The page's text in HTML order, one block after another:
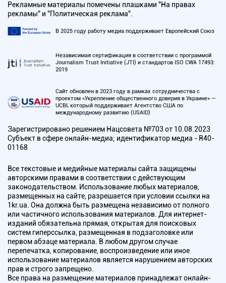
Рекламные материалы помечены плашками "На правах
рекламы" и "Политическая реклама".
В 2025 году работу медиа поддерживает Европейский Союз
Независимая сертификация в соответствии с программой
Journalism Trust Initiative (JTI) и стандартов ISO CWA 17493:
2019
Сайт обновлен в 2023 году в рамках сотрудничества с
проектом «Укрепление общественного доверия в Украине» —
UCBI, который поддерживает Агентство США по
международному развитию (USAID)
Зарегистрировано решением Нацсовета №703 от 10.08.2023
Субъект в сфере онлайн-медиа; идентификатор медиа - R40-
01168
Все текстовые и медийные материалы сайта защищены
авторскими правами в соответствии с действующим
законодательством. Использование любых материалов,
размещенных на сайте, разрешается при условии ссылки на
1kr.ua. Она должна быть размещена независимо от полного
или частичного использования материалов. Для интернет-
изданий обязательна прямая, открытая для поисковых
систем гиперссылка, размещенная в подзаголовке или
первом абзаце материала. В любом другом случае
перепечатка, копирование, воспроизведение или иное
использование материалов является нарушением авторских
прав и строго запрещено.
Все права на размещение материалов принадлежат онлайн-